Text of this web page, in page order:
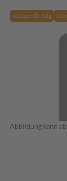
Rezeptpflichtig
Abbildung kann